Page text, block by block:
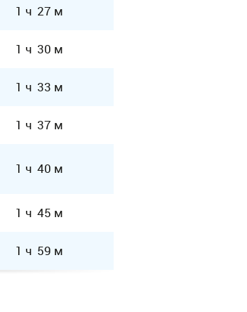
1 ч 27 м
1 ч 30 м
1 ч 33 м
1 ч 37 м
1 ч 40 м
1 ч 45 м
1 ч 59 м